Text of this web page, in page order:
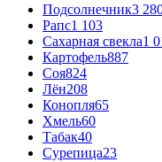
Подсолнечник3
Рапс1 103
Сахарная свекла1
Картофель887
Соя824
Лён208
Конопля65
Хмель60
Табак40
Сурепица23